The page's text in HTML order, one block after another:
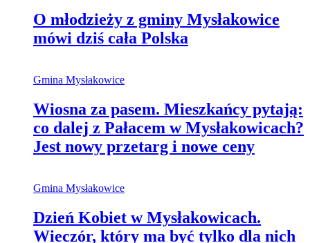
O młodzieży z gminy Mysłakowice
mówi dziś cała Polska
Gmina Mysłakowice
Wiosna za pasem. Mieszkańcy pytają:
co dalej z Pałacem w Mysłakowicach?
Jest nowy przetarg i nowe ceny
Gmina Mysłakowice
Dzień Kobiet w Mysłakowicach.
Wieczór, który ma być tylko dla nich